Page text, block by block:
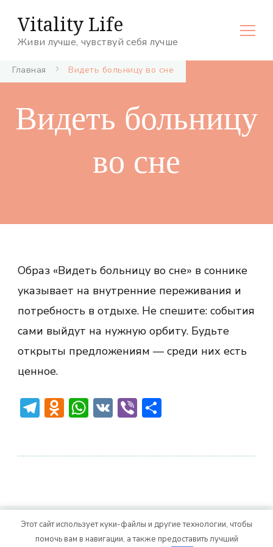
Vitality Life
Живи лучше, чувствуй себя лучше
Главная Видеть больницу во сне
Видеть больницу
во сне
Образ «Видеть больницу во сне» в соннике
указывает на внутренние переживания и
потребность в отдыхе. Не спешите: события
сами выйдут на нужную орбиту. Будьте
открыты предложениям — среди них есть
ценное.
Telegram
Odnoklassniki
WhatsApp
VKViber
© Авторское право 2026 Vitality Life. Все права
Этот сайт использует куки-файлы и другие технологии, чтобы
помочь вам в навигации, а также предоставить лучший